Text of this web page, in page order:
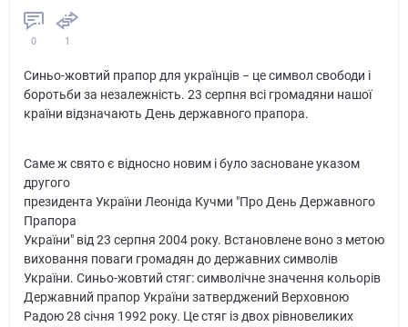
0 1
Синьо-жовтий прапор для українців − це символ свободи і
боротьби за незалежність. 23 серпня всі громадяни нашої
країни відзначають День державного прапора.
Саме ж свято є відносно новим і було засноване указом
другого
президента України Леоніда Кучми "Про День Державного
Прапора
України" від 23 серпня 2004 року. Встановлене воно з метою
виховання поваги громадян до державних символів
України. Синьо-жовтий стяг: символічне значення кольорів
Державний прапор України затверджений Верховною
Радою 28 січня 1992 року. Це стяг із двох рівновеликих